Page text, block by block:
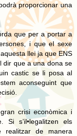
proporcionar una
que per a portar a
i que el sexe
llei ja que ENS
dir que a una dona se
castic se li posa al
aconseguint que
crisi econòmica i
s’il•legalitzen els
realitzar de manera